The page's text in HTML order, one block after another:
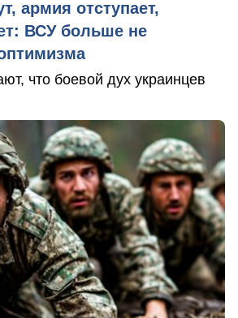
армия отступает,
ВСУ больше не
что боевой дух украинцев